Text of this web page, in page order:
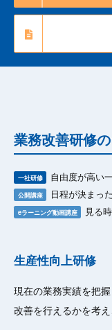
業務改善研修
一社研修 自由度が高い
公開講座 日程が決まっ
eラーニング動画講座 見る
生産性向上研修
現在の業務実績を把
改善を行えるかを考